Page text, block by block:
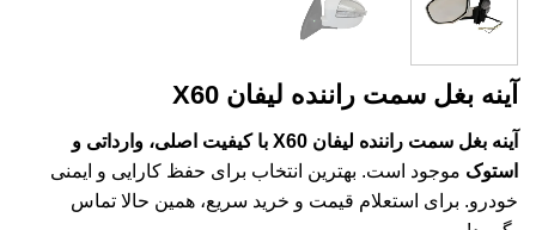
آینه بغل سمت راننده لیفان X60
آینه بغل سمت راننده لیفان X60 با کیفیت اصلی، وارداتی و
استوک موجود است. بهترین انتخاب برای حفظ کارایی و ایمنی
خودرو. برای استعلام قیمت و خرید سریع، همین حالا تماس